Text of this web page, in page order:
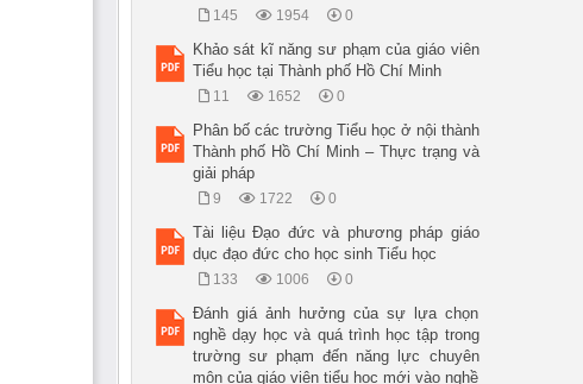
145 1954 0
Khảo sát kĩ năng sư phạm của giáo viên
Tiểu học tại Thành phố Hồ Chí Minh
11 1652 0
Phân bố các trường Tiểu học ở nội thành
Thành phố Hồ Chí Minh – Thực trạng và
giải pháp
9 1722 0
Tài liệu Đạo đức và phương pháp giáo
dục đạo đức cho học sinh Tiểu học
133 1006 0
Đánh giá ảnh hưởng của sự lựa chọn
nghề dạy học và quá trình học tập trong
trường sư phạm đến năng lực chuyên
môn của giáo viên tiểu học mới vào nghề